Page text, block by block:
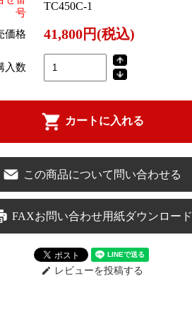
号
TC450C-1
価格 41,800円(税込)
入数
カートに入れる
この商品について問い合わせる
FAXお問い合わせ用紙ダウンロード
edit レビューを投稿する